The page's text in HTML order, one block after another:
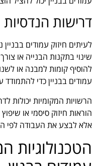
דרישות הנדסיות
לעיתים חיזוק עמודים
שינוי בתקנות הבנייה או
להוסיף קומות למבנה או
עמודים בבניין כדי
הרשויות המקומיות יכולות
הוראות חיזוק סיסמי או
אלא לבצע את העבודה לפי
הטכנולוגיות